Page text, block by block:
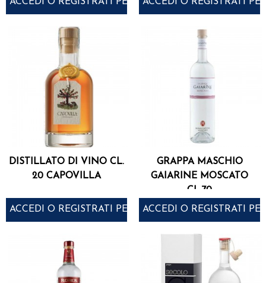
DISTILLATO DI VINO CL.
20 CAPOVILLA
ACCEDI O REGISTRATI PER ACQUISTARE
GRAPPA MASCHIO
GAIARINE MOSCATO
CL.70
ACCEDI O REGISTRATI